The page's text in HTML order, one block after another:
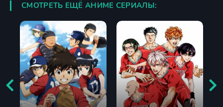
СМОТРЕТЬ ЕЩЁ АНИМЕ СЕРИАЛЫ: